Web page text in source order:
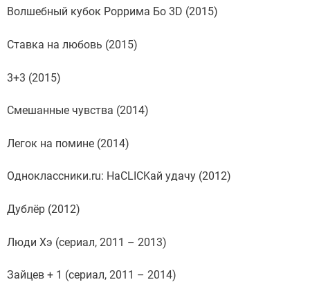
Волшебный кубок Роррима Бо 3D (2015)
Ставка на любовь (2015)
3+3 (2015)
Смешанные чувства (2014)
Легок на помине (2014)
Одноклассники.ru: НаCLICKай удачу (2012)
Дублёр (2012)
Люди Хэ (сериал, 2011 – 2013)
Зайцев + 1 (сериал, 2011 – 2014)